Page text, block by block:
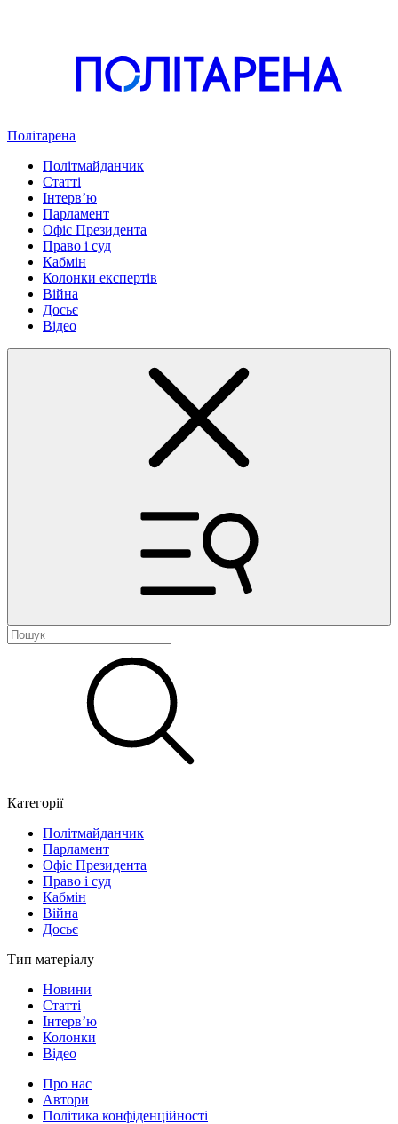
Політарена
Політмайданчик
Статті
Інтервʼю
Парламент
Офіс Президента
Право і суд
Кабмін
Колонки експертів
Війна
Досьє
Відео
Категорії
Політмайданчик
Парламент
Офіс Президента
Право і суд
Кабмін
Війна
Досьє
Тип матеріалу
Новини
Статті
Інтерв’ю
Колонки
Відео
Про нас
Автори
Політика конфіденційності